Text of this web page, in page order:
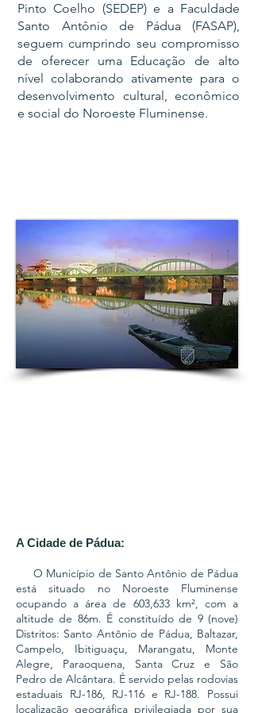
Pinto Coelho (SEDEP) e a Faculdade
Santo Antônio de Pádua (FASAP),
seguem cumprindo seu compromisso
de oferecer uma Educação de alto
nível colaborando ativamente para o
desenvolvimento cultural, econômico
e social do Noroeste Fluminense.
A Cidade de Pádua:
O Município de Santo Antônio de Pádua
está situado no Noroeste Fluminense
ocupando a área de 603,633 km², com a
altitude de 86m. É constituído de 9 (nove)
Distritos: Santo Antônio de Pádua, Baltazar,
Campelo, Ibitiguaçu, Marangatu, Monte
Alegre, Paraoquena, Santa Cruz e São
Pedro de Alcântara. É servido pelas rodovias
estaduais RJ-186, RJ-116 e RJ-188. Possui
localização geográfica privilegiada por sua